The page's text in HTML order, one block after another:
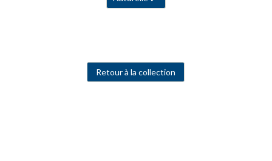
Retour à la collection